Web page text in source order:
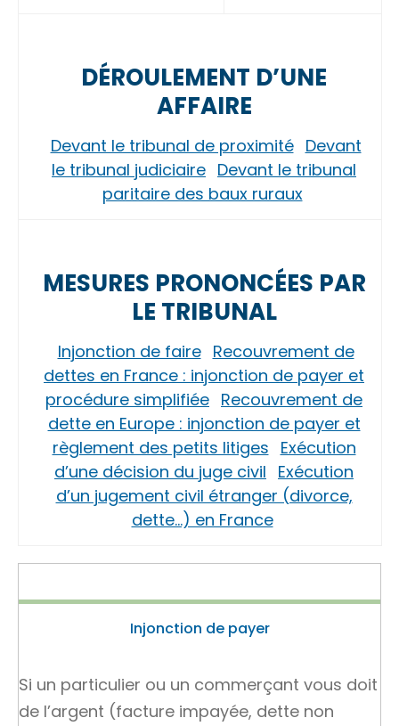
DÉROULEMENT D’UNE
AFFAIRE
Devant le tribunal de proximité Devant
le tribunal judiciaire Devant le tribunal
paritaire des baux ruraux
MESURES PRONONCÉES PAR
LE TRIBUNAL
Injonction de faire Recouvrement de
dettes en France : injonction de payer et
procédure simplifiée Recouvrement de
dette en Europe : injonction de payer et
règlement des petits litiges Exécution
d’une décision du juge civil Exécution
d’un jugement civil étranger (divorce,
dette…) en France
Injonction de payer
Si un particulier ou un commerçant vous doit
de l’argent (facture impayée, dette non